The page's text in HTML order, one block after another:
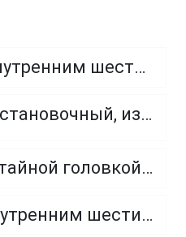
Винт с внутренним шестигранником, неполная резьба, класс прочности 8.8
Винт установочный, из нержавеющей стали A2
Винт с потайной головкой и внутренним шестигранником, класс прочности 8.8 и 10.9
Винт с внутренним шестигранником, неполная резьба, класс прочности 10.9 и 12.9